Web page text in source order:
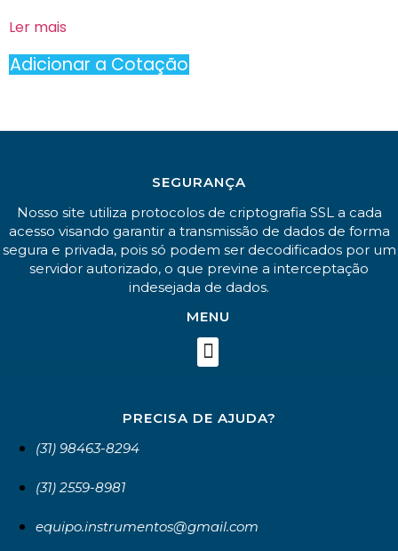
Ler mais
Adicionar a Cotação
SEGURANÇA
Nosso site utiliza protocolos de criptografia SSL a cada
acesso visando garantir a transmissão de dados de forma
segura e privada, pois só podem ser decodificados por um
servidor autorizado, o que previne a interceptação
indesejada de dados.
MENU
PRECISA DE AJUDA?
(31) 98463-8294
(31) 2559-8981
equipo.instrumentos@gmail.com